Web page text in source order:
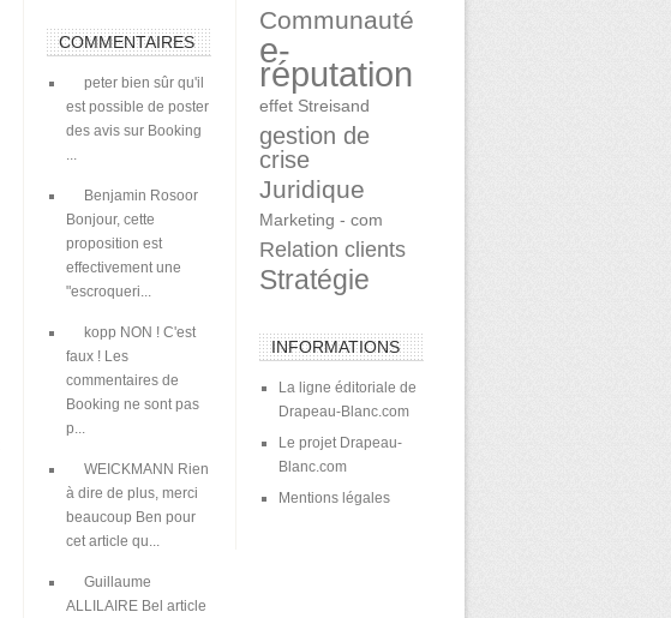
COMMENTAIRES
peter bien sûr qu'il
est possible de poster
des avis sur Booking
...
Benjamin Rosoor
Bonjour, cette
proposition est
effectivement une
"escroqueri...
kopp NON ! C'est
faux ! Les
commentaires de
Booking ne sont pas
p...
WEICKMANN Rien
à dire de plus, merci
beaucoup Ben pour
cet article qu...
Guillaume
ALLILAIRE Bel article
Communauté
e-
réputation
effet Streisand
gestion de
crise
Juridique
Marketing - com
Relation clients
Stratégie
INFORMATIONS
La ligne éditoriale de
Drapeau-Blanc.com
Le projet Drapeau-
Blanc.com
Mentions légales